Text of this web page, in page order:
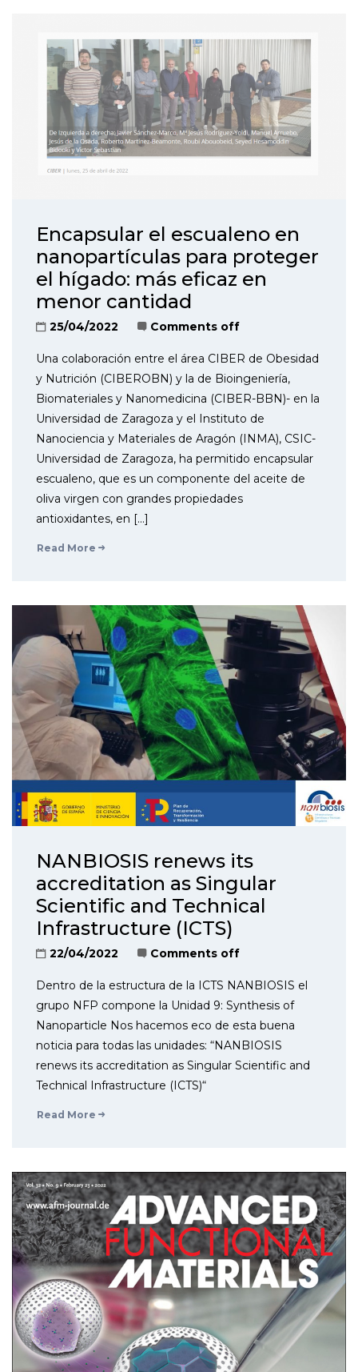
Encapsular el escualeno en
nanopartículas para proteger
el hígado: más eficaz en
menor cantidad
25/04/2022 Comments off
Una colaboración entre el área CIBER de Obesidad
y Nutrición (CIBEROBN) y la de Bioingeniería,
Biomateriales y Nanomedicina (CIBER-BBN)- en la
Universidad de Zaragoza y el Instituto de
Nanociencia y Materiales de Aragón (INMA), CSIC-
Universidad de Zaragoza, ha permitido encapsular
escualeno, que es un componente del aceite de
oliva virgen con grandes propiedades
antioxidantes, en […]
Read More
NANBIOSIS renews its
accreditation as Singular
Scientific and Technical
Infrastructure (ICTS)
22/04/2022 Comments off
Dentro de la estructura de la ICTS NANBIOSIS el
grupo NFP compone la Unidad 9: Synthesis of
Nanoparticle Nos hacemos eco de esta buena
noticia para todas las unidades: “NANBIOSIS
renews its accreditation as Singular Scientific and
Technical Infrastructure (ICTS)“
Read More